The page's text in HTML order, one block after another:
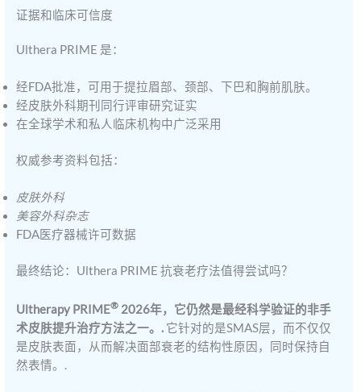
证据和临床可信度
Ulthera PRIME 是：
经FDA批准，可用于提拉眉部、颈部、下巴和胸前肌肤。
经皮肤外科期刊同行评审研究证实
在全球学术和私人临床机构中广泛采用
权威参考资料包括：
皮肤外科
美容外科杂志
FDA医疗器械许可数据
最终结论：Ulthera PRIME 抗衰老疗法值得尝试吗？
Ultherapy PRIME® 2026年，它仍然是最经科学验证的非手
术皮肤提升治疗方法之一。. 它针对的是SMAS层，而不仅仅
是皮肤表面，从而解决面部衰老的结构性原因，同时保持自
然表情。.